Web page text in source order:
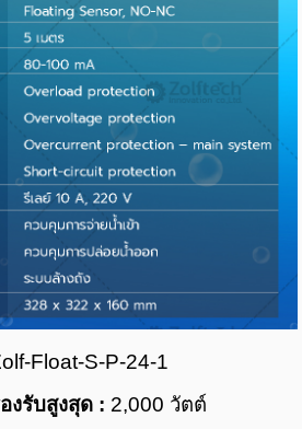
Float-S-P-24-1
งรับสูงสุด : 2,000 วัตต์